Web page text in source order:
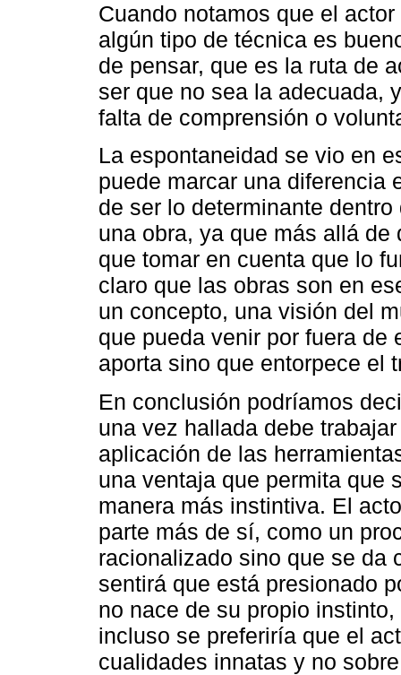
Cuando notamos que el
algún tipo de técnica es
de pensar, que es la ruta de
ser que no sea la adecuada,
falta de comprensión o
La espontaneidad se vio en
puede marcar una diferencia
de ser lo determinante
una obra, ya que más allá
que tomar en cuenta que lo
claro que las obras son en
un concepto, una visión del
que pueda venir por fuera de
aporta sino que entorpece el
En conclusión podríamos
una vez hallada debe
aplicación de las
una ventaja que permita que
manera más instintiva. El
parte más de sí, como un
racionalizado sino que se da
sentirá que está presionado
no nace de su propio
incluso se preferiría que el
cualidades innatas y no